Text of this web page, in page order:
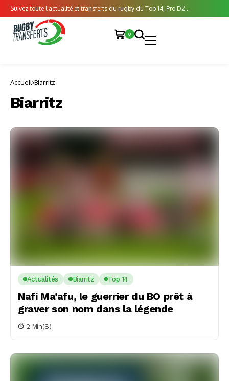
Suivez toute l'actualité et transferts du rugby du Top 14, Pro D2...
0
Accueil Biarritz
Biarritz
Actualités Biarritz Top 14
Nafi Ma’afu, le guerrier du BO prêt à
graver son nom dans la légende
2 Min(s)